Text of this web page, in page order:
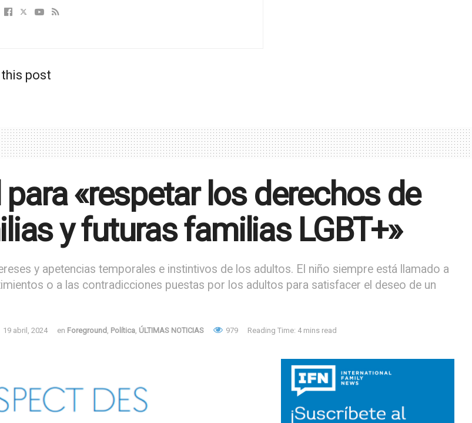
post
«respetar los derechos de
y futuras familias LGBT+»
y apetencias temporales e instintivos de los adultos. El niño siempre está llamado a
o a las contradicciones puestas por los adultos para satisfacer el deseo de un
19 abril, 2024 en Foreground , Política, ÚLTIMAS NOTICIAS 979 Reading Time: 4 mins read